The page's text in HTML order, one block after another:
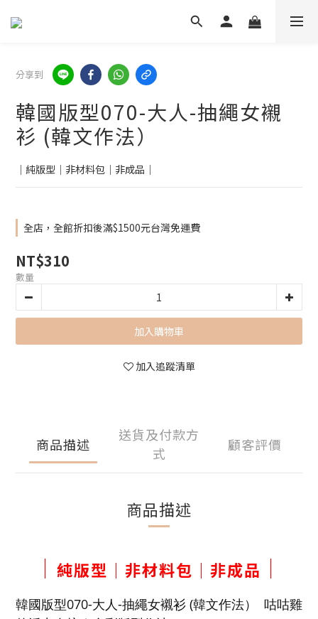
分享到
韓國版型070-大人-抽繩女襯
衫 (韓文作法）
｜純版型｜非材料包｜非成品｜
全店，全館折扣後滿$1500元台灣免運費
NT$310
數量
加入購物車
加入追蹤清單
商品描述
送貨及付款方
式
顧客評價
商品描述
｜ 純版型｜非材料包｜非成品 ｜
韓國版型070-大人-抽繩女襯衫 (韓文作法）
咕咕雞